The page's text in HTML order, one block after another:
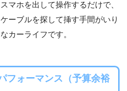
マホを出して操作するだけで、
ーブルを探して挿す手間がいり
カーライフです。
フォーマンス（予算余裕